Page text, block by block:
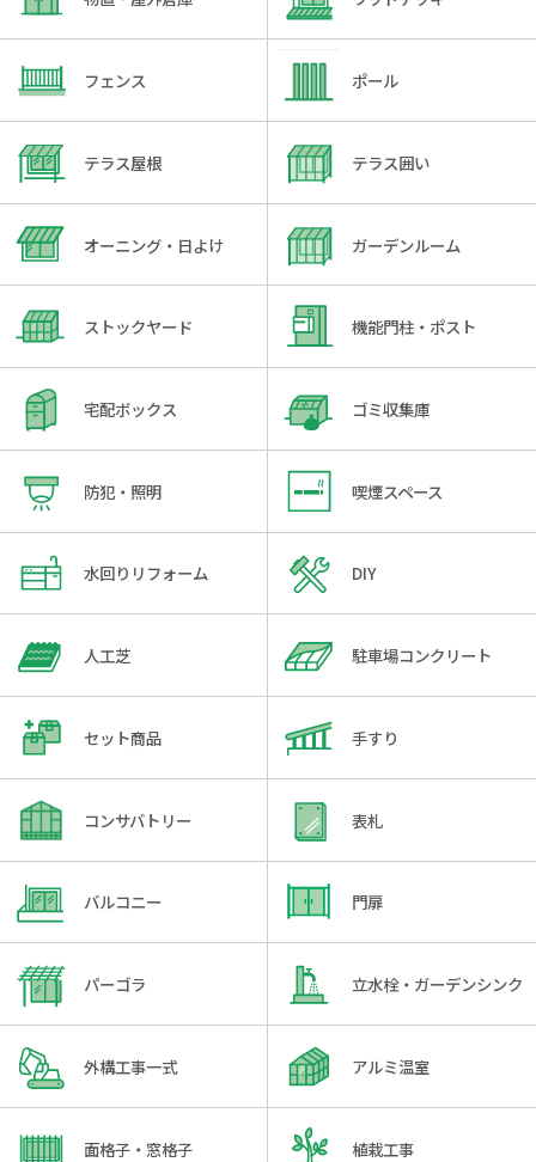
フェンス ポール
テラス屋根 テラス囲い
オーニング・日よけ ガーデンルーム
ストックヤード 機能門柱・ポスト
宅配ボックス ゴミ収集庫
防犯・照明 喫煙スペース
水回りリフォーム DIY
人工芝 駐車場コンクリート
セット商品 手すり
コンサバトリー 表札
バルコニー 門扉
パーゴラ 立水栓・ガーデンシンク
外構工事一式 アルミ温室
面格子・窓格子 植栽工事